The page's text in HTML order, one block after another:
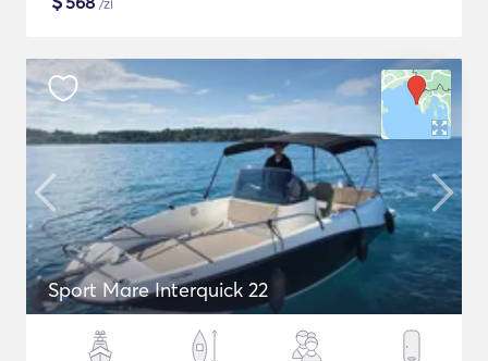
Sport Mare Interquick 22